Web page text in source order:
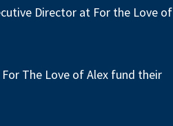
Director at For the Love of
The Love of Alex fund their